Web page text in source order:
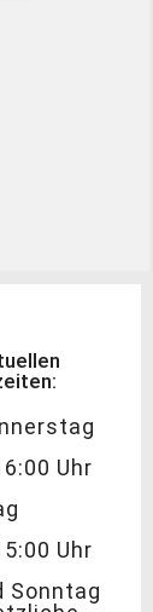
Uhr
Uhr
Sonntag